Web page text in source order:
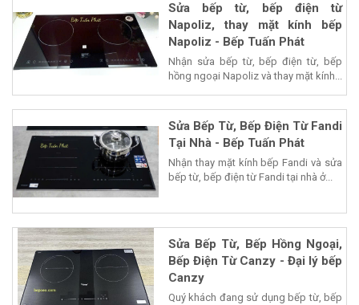
Sửa bếp từ, bếp điện từ
Napoliz, thay mặt kính bếp
Napoliz - Bếp Tuấn Phát
Nhận sửa bếp từ, bếp điện từ, bếp
hồng ngoại Napoliz và thay mặt kính...
Sửa Bếp Từ, Bếp Điện Từ Fandi
Tại Nhà - Bếp Tuấn Phát
Nhận thay mặt kính bếp Fandi và sửa
bếp từ, bếp điện từ Fandi tại nhà ở...
Sửa Bếp Từ, Bếp Hồng Ngoại,
Bếp Điện Từ Canzy - Đại lý bếp
Canzy
Quý khách đang sử dụng bếp từ, bếp